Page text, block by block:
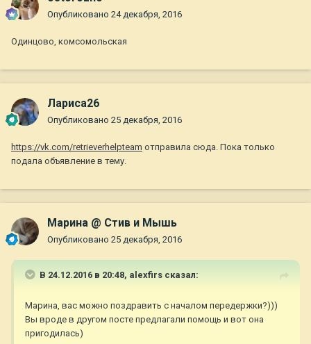
Опубликовано 24 декабря, 2016
Одинцово, комсомольская
Лариса26
Опубликовано 25 декабря, 2016
https://vk.com/retrieverhelpteam отправила сюда. Пока только
подала объявление в тему.
Марина @ Стив и Мышь
Опубликовано 25 декабря, 2016
В 24.12.2016 в 20:48, alexfirs сказал:
Марина, вас можно поздравить с началом передержки?)))
Вы вроде в другом посте предлагали помощь и вот она
пригодилась)